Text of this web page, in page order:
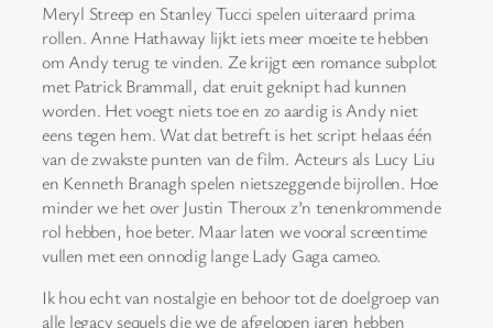
Meryl Streep en Stanley Tucci spelen uiteraard prima
rollen. Anne Hathaway lijkt iets meer moeite te hebben
om Andy terug te vinden. Ze krijgt een romance subplot
met Patrick Brammall, dat eruit geknipt had kunnen
worden. Het voegt niets toe en zo aardig is Andy niet
eens tegen hem. Wat dat betreft is het script helaas één
van de zwakste punten van de film. Acteurs als Lucy Liu
en Kenneth Branagh spelen nietszeggende bijrollen. Hoe
minder we het over Justin Theroux z’n tenenkrommende
rol hebben, hoe beter. Maar laten we vooral screentime
vullen met een onnodig lange Lady Gaga cameo.
Ik hou echt van nostalgie en behoor tot de doelgroep van
alle legacy sequels die we de afgelopen jaren hebben